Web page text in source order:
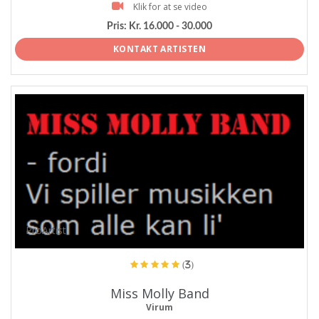
Klik for at se video
Pris: Kr. 16.000 - 30.000
KONTAKT ARTISTEN
ProArtist
(3)
Miss Molly Band
Virum